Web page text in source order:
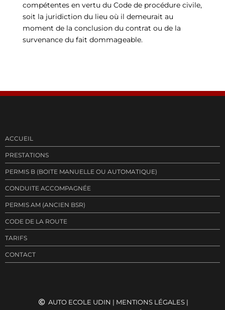
compétentes en vertu du Code de procédure civile,
soit la juridiction du lieu où il demeurait au
moment de la conclusion du contrat ou de la
survenance du fait dommageable.
ACCUEIL
PRESTATIONS
PERMIS B (BOITE MANUELLE OU AUTOMATIQUE)
CONDUITE ACCOMPAGNÉE
PERMIS AM (ANCIEN BSR)
CODE DE LA ROUTE
TARIFS
CONTACT
AUTO ECOLE UDIN | MENTIONS LÉGALES|